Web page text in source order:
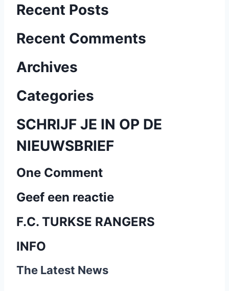
Recent Posts
Recent Comments
Archives
Categories
SCHRIJF JE IN OP DE
NIEUWSBRIEF
One Comment
Geef een reactie
F.C. TURKSE RANGERS
INFO
The Latest News